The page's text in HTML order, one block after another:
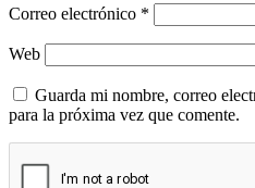
Correo electrónico *
Web
Guarda mi nombre, correo
para la próxima vez que comente.